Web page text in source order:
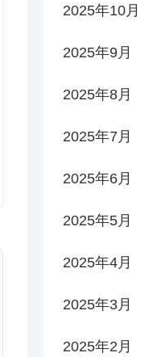
2025年10月
2025年9月
2025年8月
2025年7月
2025年6月
2025年5月
2025年4月
2025年3月
2025年2月